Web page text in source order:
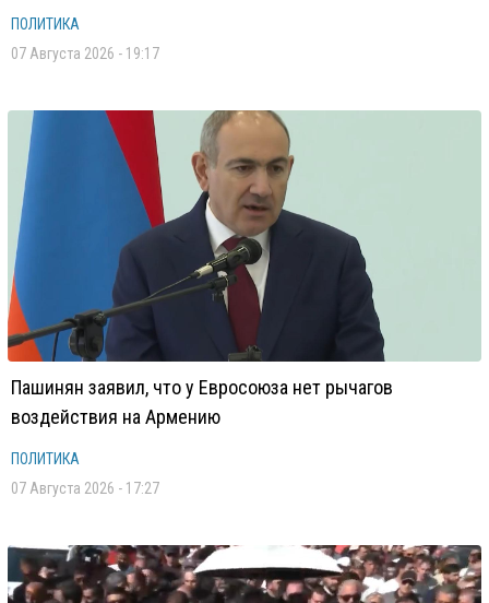
ПОЛИТИКА
07 Августа 2026 - 19:17
Пашинян заявил, что у Евросоюза нет рычагов
воздействия на Армению
ПОЛИТИКА
07 Августа 2026 - 17:27